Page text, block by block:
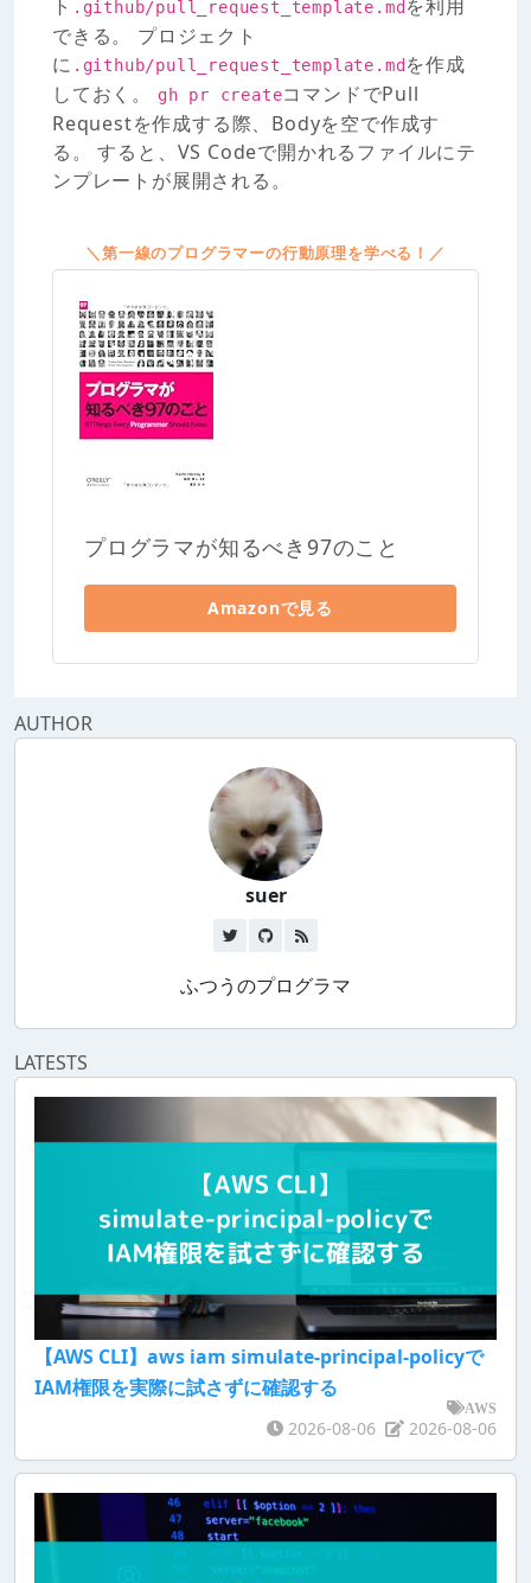
ト .github/pull_request_template.md を利用
できる。 プロジェクト
に .github/pull_request_template.md を作成
しておく。
gh pr createコマンドでPull
Requestを作成する際、Bodyを空で作成す
る。 すると、VS Codeで開かれるファイルにテ
ンプレートが展開される。
＼第一線のプログラマーの行動原理を学べる！／
プログラマが知るべき97のこと
Amazonで見る
AUTHOR
suer
ふつうのプログラマ
LATESTS
【AWS CLI】aws iam simulate-principal-policyで
IAM権限を実際に試さずに確認する
AWS
2026-08-06 2026-08-06